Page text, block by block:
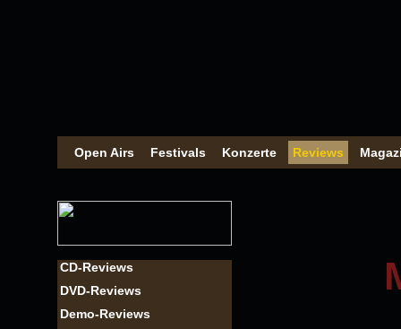
Open Airs Festivals Konzerte Reviews
CD-Reviews
DVD-Reviews
Demo-Reviews